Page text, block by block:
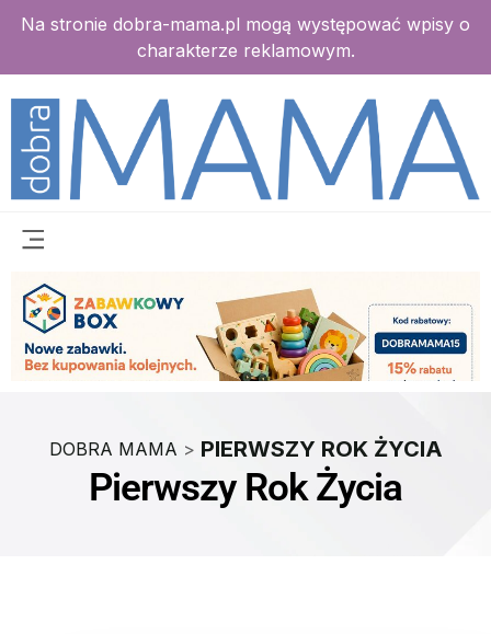
Na stronie dobra-mama.pl mogą występować wpisy o
charakterze reklamowym.
DOBRA MAMA > PIERWSZY ROK ŻYCIA
Pierwszy Rok Życia